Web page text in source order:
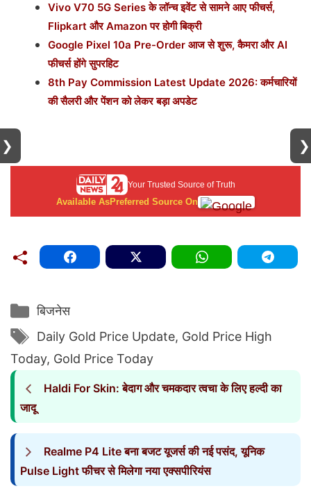
Vivo V70 5G Series के लॉन्च इवेंट से सामने आए फीचर्स,
Flipkart और Amazon पर होगी बिक्री
Google Pixel 10a Pre-Order आज से शुरू, कैमरा और AI
फीचर्स होंगे सुपरहिट
8th Pay Commission Latest Update 2026: कर्मचारियों
की सैलरी और पेंशन को लेकर बड़ा अपडेट
Your Trusted Source of Truth
Available AsPreferred Source On
Categories
बिजनेस
Tags
Daily Gold Price Update, Gold Price High
Today, Gold Price Today
Haldi For Skin: बेदाग और चमकदार त्वचा के लिए हल्दी का
जादू
Realme P4 Lite बना बजट यूजर्स की नई पसंद, यूनिक
Pulse Light फीचर से मिलेगा नया एक्सपीरियंस
❯ ❯